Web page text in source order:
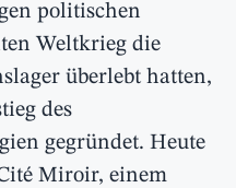
politischen
Weltkrieg die
überlebt hatten,
des
gegründet. Heute
Miroir, einem